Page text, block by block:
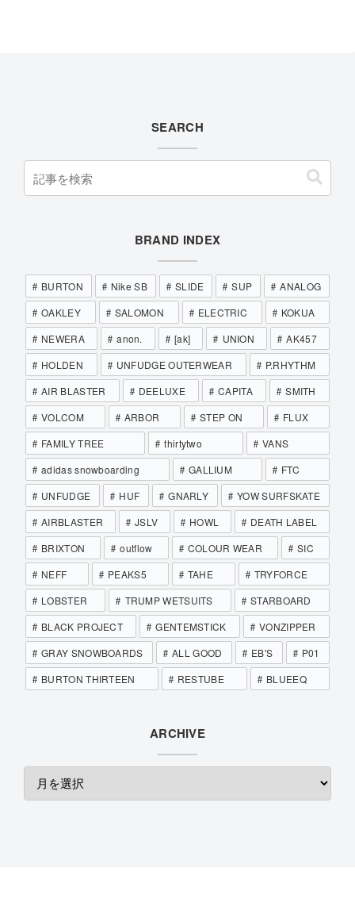
SEARCH
BRAND INDEX
BURTON Nike SB SLIDE SUP
ANALOG
OAKLEY
SALOMON ELECTRIC
KOKUA
NEWERA
anon. [ak] UNION
AK457
HOLDEN
UNFUDGE OUTERWEAR
P.RHYTHM
AIR BLASTER
DEELUXE CAPITA
SMITH
VOLCOM
ARBOR STEP ON
FLUX
FAMILY TREE
thirtytwo
VANS
adidas snowboarding
GALLIUM
FTC
UNFUDGE
HUF GNARLY
YOW SURFSKATE
AIRBLASTER
JSLV HOWL
DEATH LABEL
BRIXTON
outflow COLOUR WEAR
SIC
NEFF
PEAKS5 TAHE
TRYFORCE
LOBSTER
TRUMP WETSUITS
STARBOARD
BLACK PROJECT
GENTEMSTICK
VONZIPPER
GRAY SNOWBOARDS
ALL GOOD EB'S
P01
BURTON THIRTEEN
RESTUBE BLUEEQ
ARCHIVE